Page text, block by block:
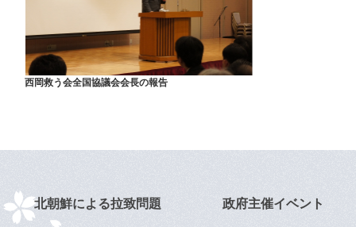
西岡救う会全国協議会会長の報告
北朝鮮による拉致問題 政府主催イベント